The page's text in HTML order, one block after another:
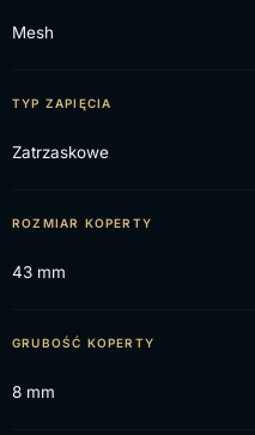
Mesh
TYP ZAPIĘCIA
Zatrzaskowe
ROZMIAR KOPERTY
43 mm
GRUBOŚĆ KOPERTY
8 mm